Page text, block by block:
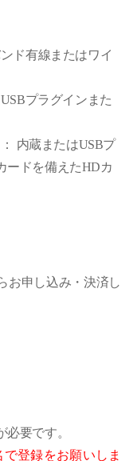
ド有線またはワイ
プラグインまた
内蔵またはUSBプ
ードを備えたHDカ
お申し込み・決済し
要です。
登録をお願いしま